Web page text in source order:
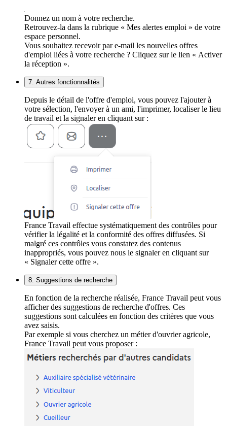
Donnez un nom à votre recherche.
Retrouvez-la dans la rubrique « Mes alertes emploi » de votre
espace personnel.
Vous souhaitez recevoir par e-mail les nouvelles offres
d'emploi liées à votre recherche ? Cliquez sur le lien « Activer
la réception ».
7. Autres fonctionnalités
Depuis le détail de l'offre d'emploi, vous pouvez l'ajouter à
votre sélection, l'envoyer à un ami, l'imprimer, localiser le lieu
de travail et la signaler en cliquant sur :
France Travail effectue systématiquement des contrôles pour
vérifier la légalité et la conformité des offres diffusées. Si
malgré ces contrôles vous constatez des contenus
inappropriés, vous pouvez nous le signaler en cliquant sur
« Signaler cette offre ».
8. Suggestions de recherche
En fonction de la recherche réalisée, France Travail peut vous
afficher des suggestions de recherche d'offres. Ces
suggestions sont calculées en fonction des critères que vous
avez saisis.
Par exemple si vous cherchez un métier d'ouvrier agricole,
France Travail peut vous proposer :